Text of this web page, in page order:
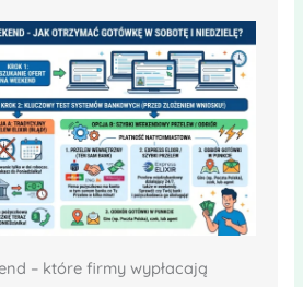
– które firmy wypłacają